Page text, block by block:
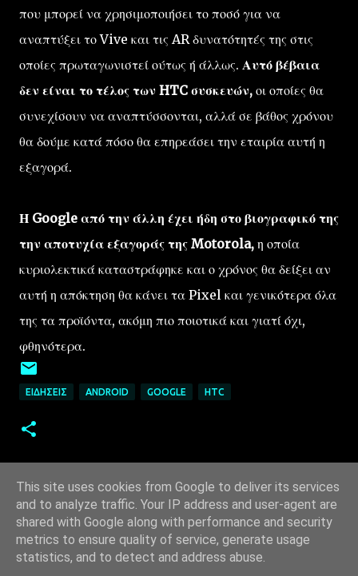
που μπορεί να χρησιμοποιήσει το ποσό για να
αναπτύξει το Vive και τις AR δυνατότητές της στις
οποίες πρωταγωνιστεί ούτως ή άλλως. Αυτό βέβαια
δεν είναι το τέλος των HTC συσκευών, οι οποίες θα
συνεχίσουν να αναπτύσσονται, αλλά σε βάθος χρόνου
θα δούμε κατά πόσο θα επηρεάσει την εταιρία αυτή η
εξαγορά.
Η Google από την άλλη έχει ήδη στο βιογραφικό της
την αποτυχία εξαγοράς της Motorola, η οποία
κυριολεκτικά καταστράφηκε και ο χρόνος θα δείξει αν
αυτή η απόκτηση θα κάνει τα Pixel και γενικότερα όλα
της τα προϊόντα, ακόμη πιο ποιοτικά και γιατί όχι,
φθηνότερα.
ΕΙΔΉΣΕΙΣ ANDROID GOOGLE HTC
This site uses cookies from Google to deliver its services
and to analyze traffic. Your IP address and user-agent are
shared with Google along with performance and security
metrics to ensure quality of service, generate usage
statistics, and to detect and address abuse.